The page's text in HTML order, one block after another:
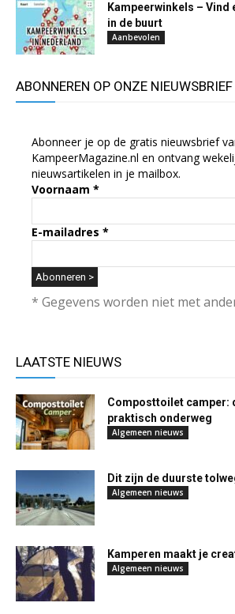
Kampeerwinkels – Vind
in de buurt
Aanbevolen
ABONNEREN OP ONZE NIEUWSBRIEF
Abonneer je op de gratis nieuwsbrief
KampeerMagazine.nl en ontvang
nieuwsartikelen in je mailbox.
Voornaam *
E-mailadres *
* Gegevens worden niet met
LAATSTE NIEUWS
Composttoilet camper:
praktisch onderweg
Algemeen nieuws
Dit zijn de duurste
Algemeen nieuws
Kamperen maakt je
Algemeen nieuws